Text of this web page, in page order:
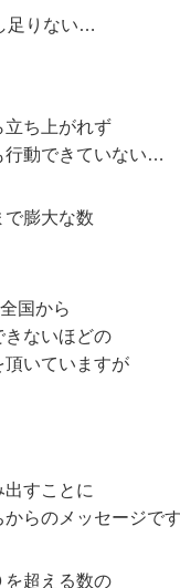
足りない…
立ち上がれず
行動できていない…
で膨大な数
国から
きないほどの
いていますが
出すことに
らのメッセージです
を超える数の